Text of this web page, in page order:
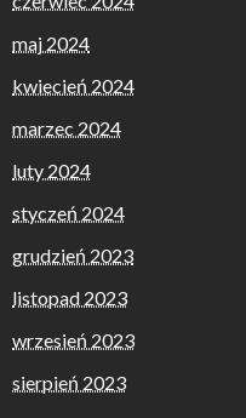
maj 2024
kwiecień 2024
marzec 2024
luty 2024
styczeń 2024
grudzień 2023
listopad 2023
wrzesień 2023
sierpień 2023